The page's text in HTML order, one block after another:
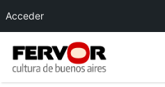
Acceder